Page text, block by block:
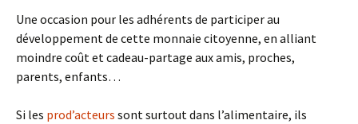
Une occasion pour les adhérents de participer au
développement de cette monnaie citoyenne, en alliant
moindre coût et cadeau-partage aux amis, proches,
parents, enfants…
Si les prod’acteurs sont surtout dans l’alimentaire, ils